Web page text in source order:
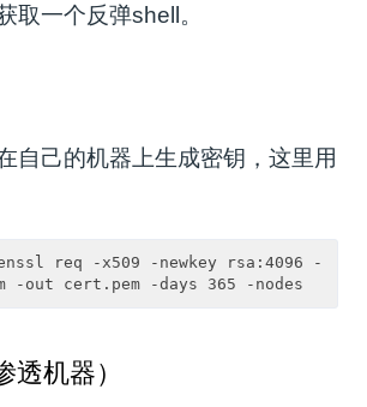
取一个反弹shell。
自己的机器上生成密钥，这里用
req -x509 -newkey rsa:4096 -
机器）